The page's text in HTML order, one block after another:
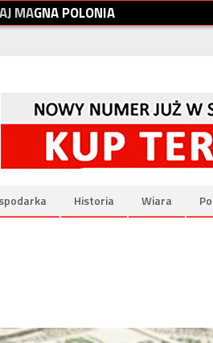
AJMAGNAPOLONIA
Historia Wiara